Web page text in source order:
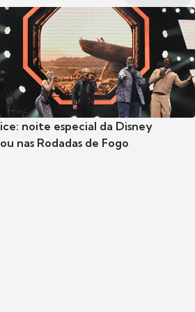
noite especial da Disney
nas Rodadas de Fogo